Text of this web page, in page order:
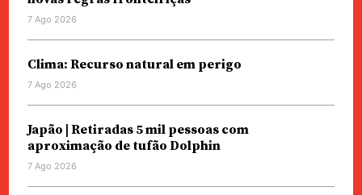
7 Ago 2026
Clima: Recurso natural em perigo
7 Ago 2026
Japão | Retiradas 5 mil pessoas com
aproximação de tufão Dolphin
7 Ago 2026